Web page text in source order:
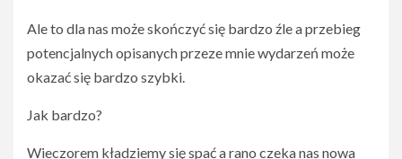
Ale to dla nas może skończyć się bardzo źle a przebieg
potencjalnych opisanych przeze mnie wydarzeń może
okazać się bardzo szybki.
Jak bardzo?
Wieczorem kładziemy się spać a rano czeka nas nowa